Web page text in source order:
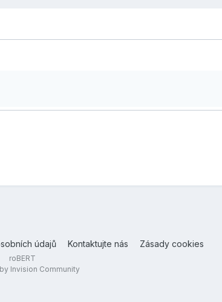
údajů Kontaktujte nás Zásady cookies
roBERT
Invision Community